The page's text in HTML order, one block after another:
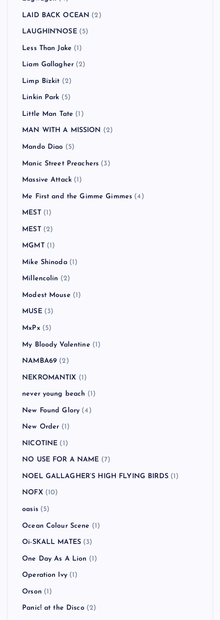
LAID BACK OCEAN (2)
LAUGHIN'NOSE(5)
Less Than Jake (1)
Liam Gallagher (2)
Limp Bizkit (2)
Linkin Park (5)
Little Man Tate (1)
MAN WITH A MISSION (2)
Mando Diao (5)
Manic Street Preachers (3)
Massive Attack (1)
Me First and the Gimme Gimmes (4)
MEST(1)
MEST(2)
MGMT(1)
Mike Shinoda(1)
Millencolin (2)
Modest Mouse (1)
MUSE(3)
MxPx(5)
My Bloody Valentine (1)
NAMBA69 (2)
NEKROMANTIX (1)
never young beach (1)
New Found Glory (4)
New Order (1)
NICOTINE (1)
NO USE FOR A NAME (7)
NOEL GALLAGHER’S HIGH FLYING BIRDS(1)
NOFX (10)
oasis(5)
Ocean Colour Scene (1)
Oi-SKALL MATES (3)
One Day As A Lion (1)
Operation Ivy(1)
Orson (1)
Panic! at the Disco(2)